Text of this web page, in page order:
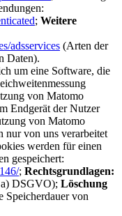
; Weitere
adsservices (Arten der
Daten).
um eine Software, die
von Matomo
Endgerät der Nutzer
von Matomo
nur von uns verarbeitet
werden für einen
gespeichert:
; Rechtsgrundlagen:
DSGVO); Löschung
Speicherdauer von